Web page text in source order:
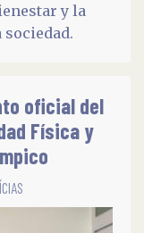
y la
sociedad.
oficial del
Física y